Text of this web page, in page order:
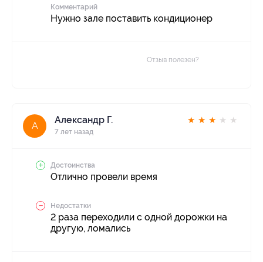
Комментарий
Нужно зале поставить кондиционер
Отзыв полезен?
А
Александр Г.
7 лет назад
★ ★ ★ ★ ★
Достоинства
Отлично провели время
Недостатки
2 раза переходили с одной дорожки на
другую, ломались